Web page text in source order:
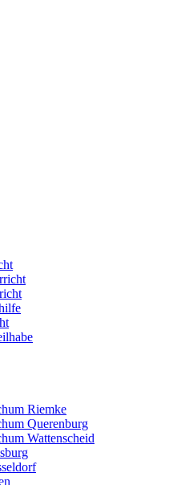
Riemke
Querenburg
Wattenscheid